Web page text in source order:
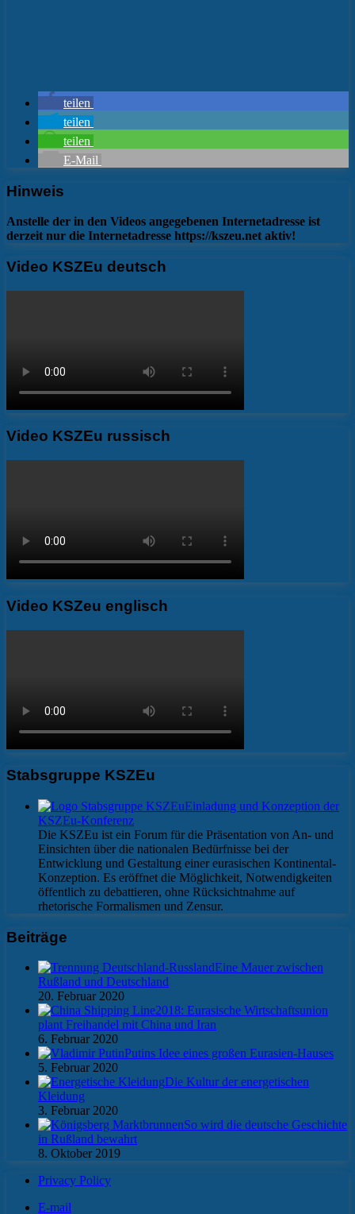
teilen
teilen
teilen
E-Mail
Hinweis
Anstelle der in den Videos angegebenen Internetadresse ist
derzeit nur die Internetadresse https://kszeu.net aktiv!
Video KSZEu deutsch
Video KSZEu russisch
Video KSZeu englisch
Stabsgruppe KSZEu
Einladung und Konzeption der
KSZEu-Konferenz
Die KSZEu ist ein Forum für die Präsentation von An- und
Einsichten über die nationalen Bedürfnisse bei der
Entwicklung und Gestaltung einer eurasischen Kontinental-
Konzeption. Es eröffnet die Möglichkeit, Notwendigkeiten
öffentlich zu debattieren, ohne Rücksichtnahme auf
rhetorische Formalismen und Zensur.
Beiträge
Eine Mauer zwischen
Rußland und Deutschland
20. Februar 2020
2018: Eurasische Wirtschaftsunion
plant Freihandel mit China und Iran
6. Februar 2020
Putins Idee eines großen Eurasien-Hauses
5. Februar 2020
Die Kultur der energetischen
Kleidung
3. Februar 2020
So wird die deutsche Geschichte
in Rußland bewahrt
8. Oktober 2019
Privacy Policy
E-mail